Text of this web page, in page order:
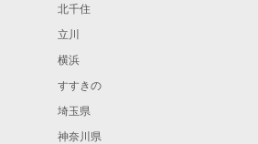
北千住
立川
横浜
すすきの
埼玉県
神奈川県